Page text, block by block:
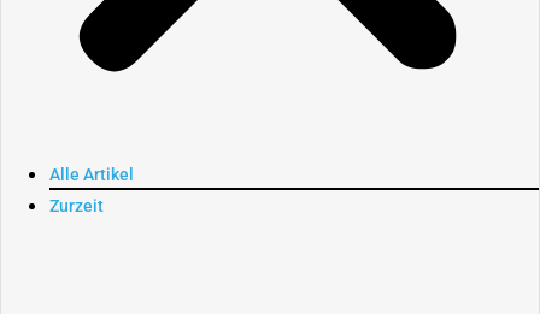
Alle Artikel
Zurzeit